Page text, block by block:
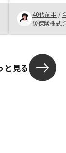
社がある中で
ーを知りました。 (以下、他社と
際のメリット) ・アプリで一元管理ができ
るのがよい。
てもらえた。
をメインにし
の収益での運
40代前半 /
災保険株式
と見る